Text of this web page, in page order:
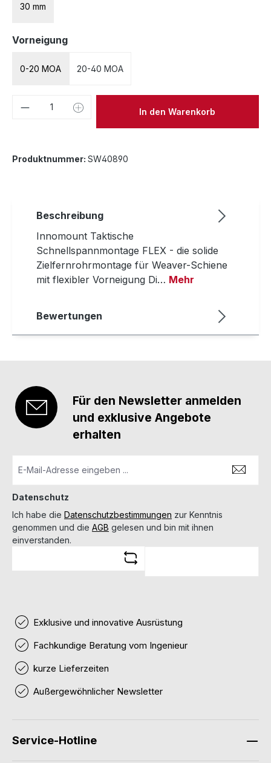
30 mm
Vorneigungauswählen
0-20 MOA 20-40 MOA
Produkt Anzahl: Gib denIn den Warenkorb
Produktnummer: SW40890
Beschreibung
Innomount Taktische
Schnellspannmontage FLEX - die solide
Zielfernrohrmontage für Weaver-Schiene
mit flexibler Vorneigung Di… Mehr
Bewertungen
Für den Newsletter anmelden
und exklusive Angebote
erhalten
Datenschutz
Ich habe die Datenschutzbestimmungen zur Kenntnis
genommen und die AGB gelesen und bin mit ihnen
einverstanden.
Exklusive und innovative Ausrüstung
Fachkundige Beratung vom Ingenieur
kurze Lieferzeiten
Außergewöhnlicher Newsletter
Service-Hotline